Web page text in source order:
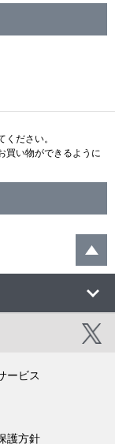
ださい。
買い物ができるように
ービス
護方針